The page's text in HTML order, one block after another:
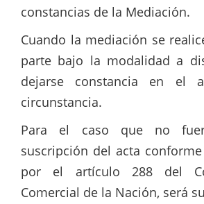
constancias de la Mediación.
Cuando la mediación se
parte bajo la modalidad a
dejarse constancia en el
circunstancia.
Para el caso que no
suscripción del acta
por el artículo 288 del
Comercial de la Nación, será